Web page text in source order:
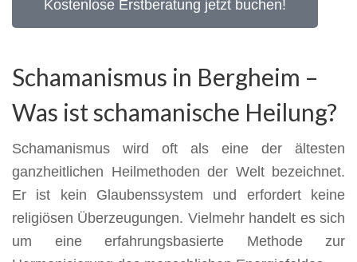
Kostenlose Erstberatung jetzt buchen!
Schamanismus in Bergheim –
Was ist schamanische Heilung?
Schamanismus wird oft als eine der ältesten
ganzheitlichen Heilmethoden der Welt bezeichnet.
Er ist kein Glaubenssystem und erfordert keine
religiösen Überzeugungen. Vielmehr handelt es sich
um eine erfahrungsbasierte Methode zur